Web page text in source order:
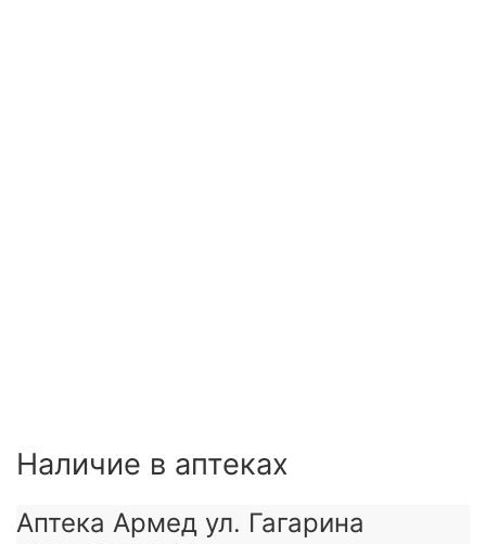
Наличие в аптеках
Аптека Армед ул. Гагарина